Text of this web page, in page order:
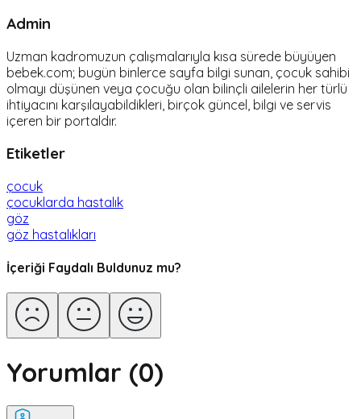
Admin
Uzman kadromuzun çalışmalarıyla kısa sürede büyüyen
bebek.com; bugün binlerce sayfa bilgi sunan, çocuk sahibi
olmayı düşünen veya çocuğu olan bilinçli ailelerin her türlü
ihtiyacını karşılayabildikleri, birçok güncel, bilgi ve servis
içeren bir portaldır.
Etiketler
çocuk
çocuklarda hastalık
göz
göz hastalıkları
İçeriği Faydalı Buldunuz mu?
Yorumlar (0)